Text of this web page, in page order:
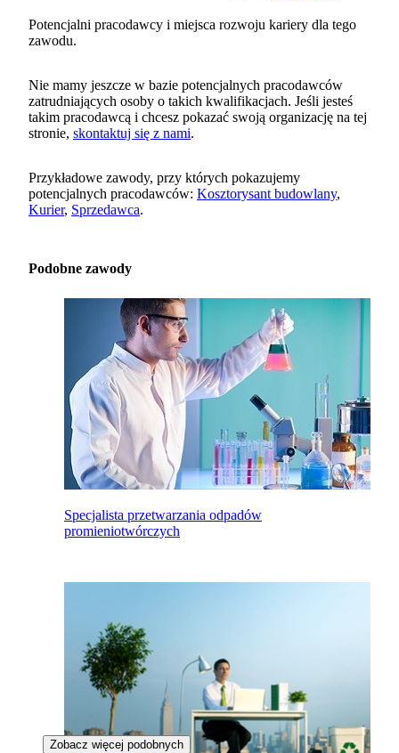
Potencjalni pracodawcy i miejsca rozwoju kariery dla tego
zawodu.
Nie mamy jeszcze w bazie potencjalnych pracodawców
zatrudniających osoby o takich kwalifikacjach. Jeśli jesteś
takim pracodawcą i chcesz pokazać swoją organizację na tej
stronie, skontaktuj się z nami.
Przykładowe zawody, przy których pokazujemy
potencjalnych pracodawców: Kosztorysant budowlany,
Kurier, Sprzedawca.
Podobne zawody
Specjalista przetwarzania odpadów
promieniotwórczych
Zobacz więcej podobnych